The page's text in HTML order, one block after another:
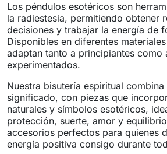
Los péndulos esotéricos son
la radiestesia, permitiendo obtener
decisiones y trabajar la energía de
Disponibles en diferentes
adaptan tanto a principiantes como
experimentados.
Nuestra bisutería espiritual
significado, con piezas que
naturales y símbolos esotéricos,
protección, suerte, amor y
accesorios perfectos para quienes
energía positiva consigo durante